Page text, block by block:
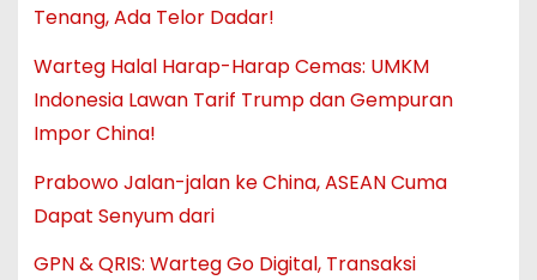
Tenang, Ada Telor Dadar!
Warteg Halal Harap-Harap Cemas: UMKM
Indonesia Lawan Tarif Trump dan Gempuran
Impor China!
Prabowo Jalan-jalan ke China, ASEAN Cuma
Dapat Senyum dari
GPN & QRIS: Warteg Go Digital, Transaksi